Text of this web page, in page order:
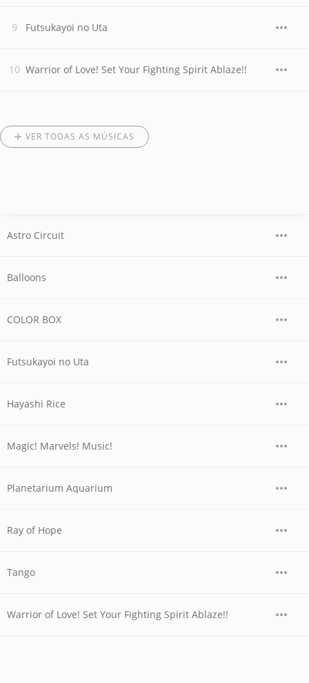
Futsukayoi no Uta
Warrior of Love! Set Your Fighting Spirit Ablaze!!
VER TODAS AS MÚSICAS
Astro Circuit
Balloons
COLOR BOX
Futsukayoi no Uta
Hayashi Rice
Magic! Marvels! Music!
Planetarium Aquarium
Ray of Hope
Tango
Warrior of Love! Set Your Fighting Spirit Ablaze!!